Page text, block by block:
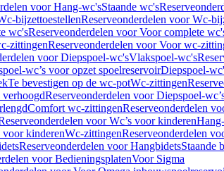
voor Hang-wc'sStaande wc's
bijzettoestellenReserveonderdelen voor Wc-
wc'sReserveonderdelen voor Voor complete
zittingenReserveonderdelen voor Voor wc-
voor Diepspoel-wc'sVlakspoel-wc's
wc’s voor opzet spoelreservoirDiepspoel-
Te bevestigen op de wc-potWc-zittingen
verhoogdReserveonderdelen voor Diepspoel-
Comfort wc-zittingenReserveonderdelen
voor Wc’s voor kinderen
kinderenWc-zittingenReserveonderdelen
Reserveonderdelen voor HangbidetsStaande
voor BedieningsplatenVoor Sigma